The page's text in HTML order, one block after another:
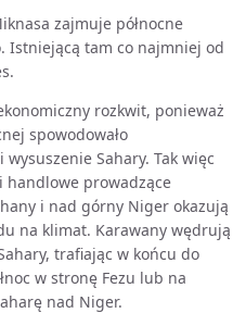
zajmuje północne
Istniejącą tam co najmniej od
rozkwit, ponieważ
spowodowało
Sahary. Tak więc
handlowe prowadzące
i nad górny Niger okazują
na klimat. Karawany wędrują
trafiając w końcu do
w stronę Fezu lub na
nad Niger.